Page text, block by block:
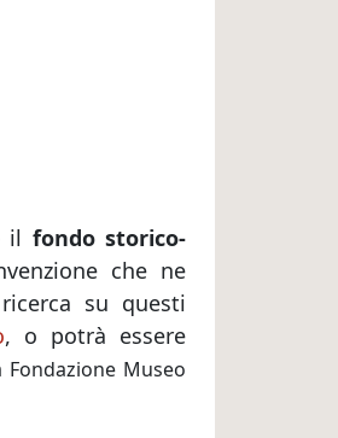
il fondo storico-
che ne
su questi
, o potrà essere
Fondazione Museo